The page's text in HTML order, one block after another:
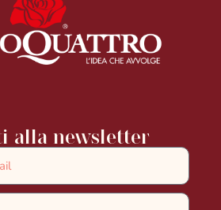
alla newsletter